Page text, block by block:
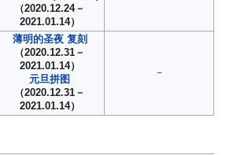
（2020.12.24－
2021.01.14）
薄明的圣夜 复刻
（2020.12.31－
2021.01.14）
元旦拼图
（2020.12.31－
2021.01.14）
－